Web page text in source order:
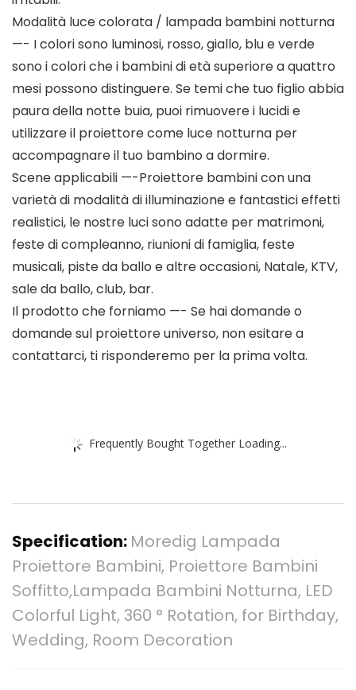
Modalità luce colorata / lampada bambini notturna
—- I colori sono luminosi, rosso, giallo, blu e verde
sono i colori che i bambini di età superiore a quattro
mesi possono distinguere. Se temi che tuo figlio abbia
paura della notte buia, puoi rimuovere i lucidi e
utilizzare il proiettore come luce notturna per
accompagnare il tuo bambino a dormire.
Scene applicabili —-Proiettore bambini con una
varietà di modalità di illuminazione e fantastici effetti
realistici, le nostre luci sono adatte per matrimoni,
feste di compleanno, riunioni di famiglia, feste
musicali, piste da ballo e altre occasioni, Natale, KTV,
sale da ballo, club, bar.
Il prodotto che forniamo —- Se hai domande o
domande sul proiettore universo, non esitare a
contattarci, ti risponderemo per la prima volta.
Frequently Bought Together Loading...
Specification: Moredig Lampada
Proiettore Bambini, Proiettore Bambini
Soffitto,Lampada Bambini Notturna, LED
Colorful Light, 360 ° Rotation, for Birthday,
Wedding, Room Decoration